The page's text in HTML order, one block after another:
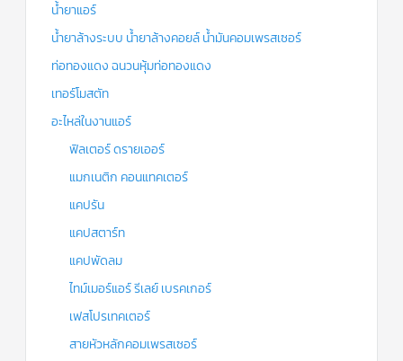
น้ำยาแอร์
น้ำยาล้างระบบ น้ำยาล้างคอยล์ น้ำมันคอมเพรสเซอร์
ท่อทองแดง ฉนวนหุ้มท่อทองแดง
เทอร์โมสตัท
อะไหล่ในงานแอร์
ฟิลเตอร์ ดรายเออร์
แมกเนติก คอนแทคเตอร์
แคปรัน
แคปสตาร์ท
แคปพัดลม
ไทม์เมอร์แอร์ รีเลย์ เบรคเกอร์
เฟสโปรเทคเตอร์
สายหัวหลักคอมเพรสเซอร์